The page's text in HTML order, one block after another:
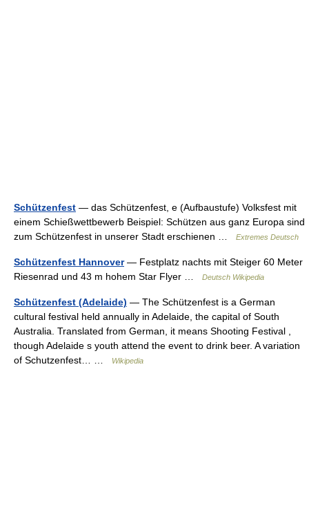
Schützenfest — das Schützenfest, e (Aufbaustufe) Volksfest mit
einem Schießwettbewerb Beispiel: Schützen aus ganz Europa sind
zum Schützenfest in unserer Stadt erschienen …
Extremes Deutsch
Schützenfest Hannover— Festplatz nachts mit Steiger 60 Meter
Riesenrad und 43 m hohem Star Flyer …
Deutsch Wikipedia
Schützenfest (Adelaide) — The Schützenfest is a German
cultural festival held annually in Adelaide, the capital of South
Australia. Translated from German, it means Shooting Festival ,
though Adelaide s youth attend the event to drink beer. A variation
of Schutzenfest… …
Wikipedia